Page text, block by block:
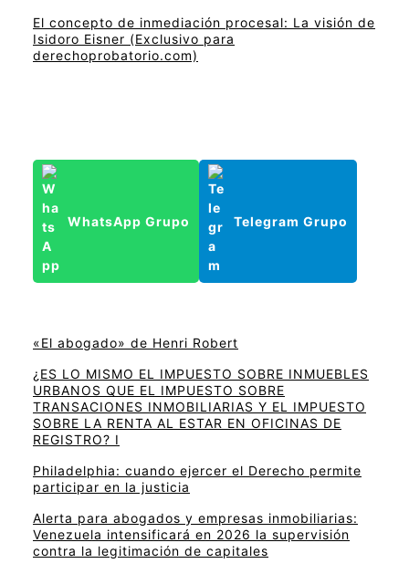
El concepto de inmediación procesal: La visión de
Isidoro Eisner (Exclusivo para
derechoprobatorio.com)
WhatsApp Grupo Telegram Grupo
«El abogado» de Henri Robert
¿ES LO MISMO EL IMPUESTO SOBRE INMUEBLES
URBANOS QUE EL IMPUESTO SOBRE
TRANSACIONES INMOBILIARIAS Y EL IMPUESTO
SOBRE LA RENTA AL ESTAR EN OFICINAS DE
REGISTRO? I
Philadelphia: cuando ejercer el Derecho permite
participar en la justicia
Alerta para abogados y empresas inmobiliarias:
Venezuela intensificará en 2026 la supervisión
contra la legitimación de capitales